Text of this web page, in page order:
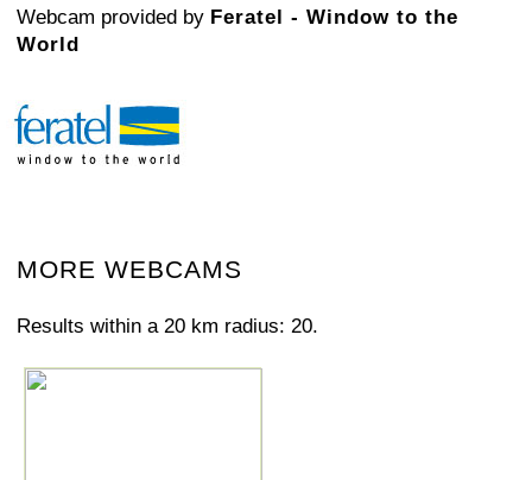
Webcam provided by Feratel - Window to the
World
MORE WEBCAMS
Results within a 20 km radius: 20.